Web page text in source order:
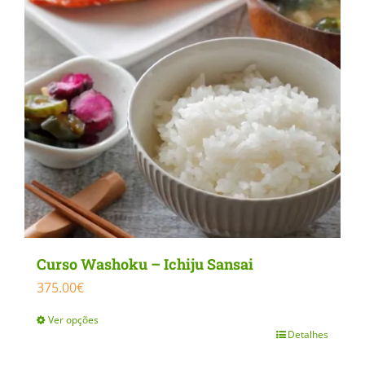
be
chosen
the
product
page
Curso Washoku – Ichiju Sansai
375.00€
Ver opções
Detalhes